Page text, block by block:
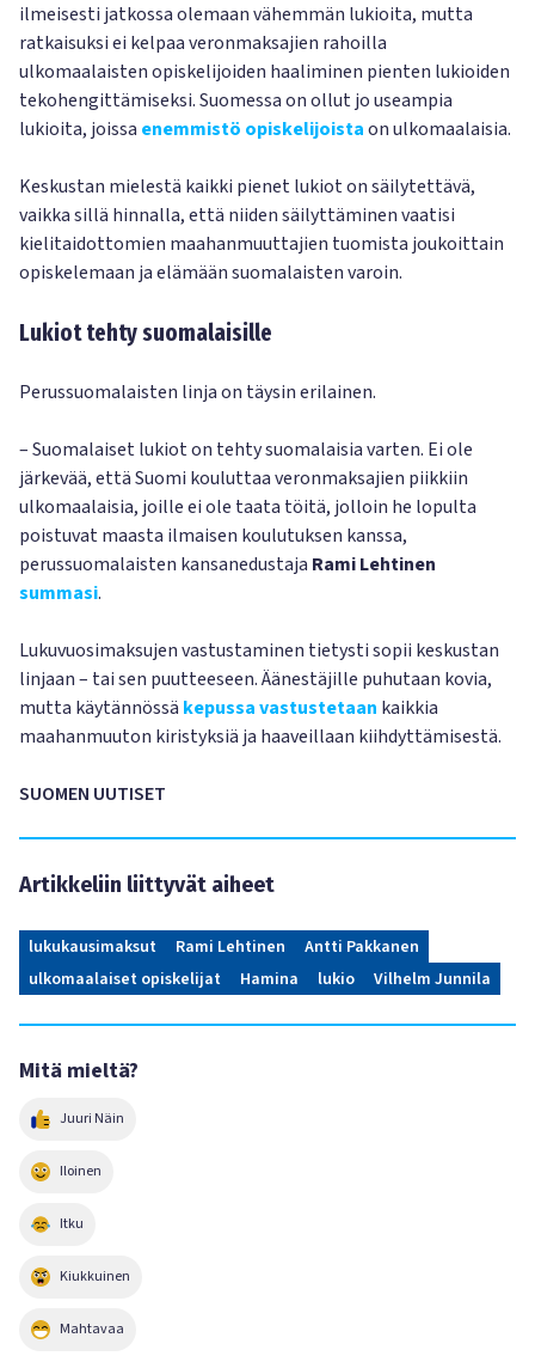
ilmeisesti jatkossa olemaan vähemmän lukioita, mutta
ratkaisuksi ei kelpaa veronmaksajien rahoilla
ulkomaalaisten opiskelijoiden haaliminen pienten lukioiden
tekohengittämiseksi. Suomessa on ollut jo useampia
lukioita, joissa enemmistö opiskelijoistaon ulkomaalaisia.
Keskustan mielestä kaikki pienet lukiot on säilytettävä,
vaikka sillä hinnalla, että niiden säilyttäminen vaatisi
kielitaidottomien maahanmuuttajien tuomista joukoittain
opiskelemaan ja elämään suomalaisten varoin.
Lukiot tehty suomalaisille
Perussuomalaisten linja on täysin erilainen.
– Suomalaiset lukiot on tehty suomalaisia varten. Ei ole
järkevää, että Suomi kouluttaa veronmaksajien piikkiin
ulkomaalaisia, joille ei ole taata töitä, jolloin he lopulta
poistuvat maasta ilmaisen koulutuksen kanssa,
perussuomalaisten kansanedustaja Rami Lehtinen
summasi.
Lukuvuosimaksujen vastustaminen tietysti sopii keskustan
linjaan – tai sen puutteeseen. Äänestäjille puhutaan kovia,
mutta käytännössä kepussa vastustetaan kaikkia
maahanmuuton kiristyksiä ja haaveillaan kiihdyttämisestä.
SUOMEN UUTISET
Artikkeliin liittyvät aiheet
lukukausimaksut Rami Lehtinen
Antti Pakkanen
ulkomaalaiset opiskelijat
Hamina lukio Vilhelm Junnila
Mitä mieltä?
Juuri Näin
Iloinen
Itku
Kiukkuinen
Mahtavaa